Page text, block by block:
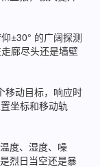
±30° 的广阔探测
廊尽头还是墙壁
移动目标，响应时
坐标和移动轨
度、湿度、噪
烈日当空还是暴